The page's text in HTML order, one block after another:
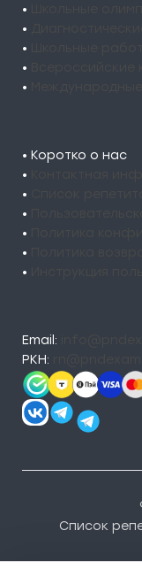
•
•
•
•
•
• Коротко о нас
•
•
•
•
•
•
Email:
РКН:
Список